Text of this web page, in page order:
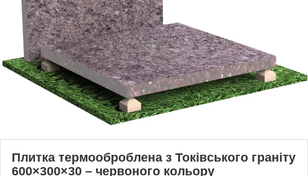
Плитка термооброблена з Токівського граніту
600×300×30 – червоного кольору